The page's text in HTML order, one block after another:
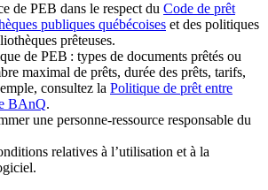
de PEB dans le respect du Code de prêt
publiques québécoises et des politiques
prêteuses.
de PEB : types de documents prêtés ou
maximal de prêts, durée des prêts, tarifs,
consultez la Politique de prêt entre
BAnQ.
une personne-ressource responsable du
relatives à l’utilisation et à la